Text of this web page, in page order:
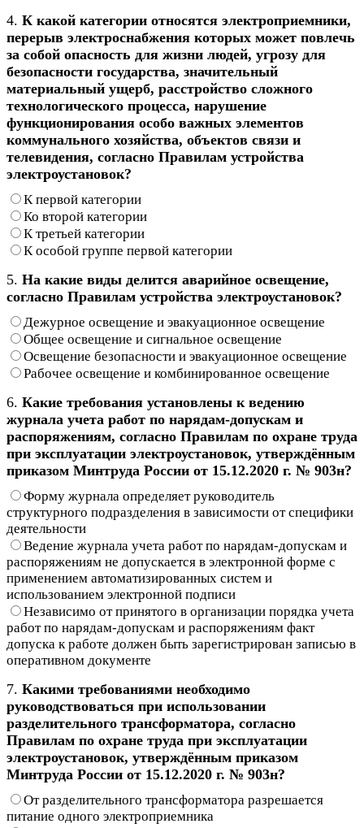
4. К какой категории относятся электроприемники,
перерыв электроснабжения которых может повлечь
за собой опасность для жизни людей, угрозу для
безопасности государства, значительный
материальный ущерб, расстройство сложного
технологического процесса, нарушение
функционирования особо важных элементов
коммунального хозяйства, объектов связи и
телевидения, согласно Правилам устройства
электроустановок?
К первой категории
Ко второй категории
К третьей категории
К особой группе первой категории
5. На какие виды делится аварийное освещение,
согласно Правилам устройства электроустановок?
Дежурное освещение и эвакуационное освещение
Общее освещение и сигнальное освещение
Освещение безопасности и эвакуационное освещение
Рабочее освещение и комбинированное освещение
6. Какие требования установлены к ведению
журнала учета работ по нарядам-допускам и
распоряжениям, согласно Правилам по охране труда
при эксплуатации электроустановок, утверждённым
приказом Минтруда России от 15.12.2020 г. № 903н?
Форму журнала определяет руководитель
структурного подразделения в зависимости от специфики
деятельности
Ведение журнала учета работ по нарядам-допускам и
распоряжениям не допускается в электронной форме с
применением автоматизированных систем и
использованием электронной подписи
Независимо от принятого в организации порядка учета
работ по нарядам-допускам и распоряжениям факт
допуска к работе должен быть зарегистрирован записью в
оперативном документе
7. Какими требованиями необходимо
руководствоваться при использовании
разделительного трансформатора, согласно
Правилам по охране труда при эксплуатации
электроустановок, утверждённым приказом
Минтруда России от 15.12.2020 г. № 903н?
От разделительного трансформатора разрешается
питание одного электроприемника